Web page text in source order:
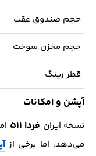
حجم صندوق عقب
حجم مخزن سوخت
قطر رینگ
آپشن و امکانات
نسخه ایران فردا ۵۱۱
می‌دهد، اما برخی از